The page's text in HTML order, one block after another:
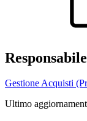
Gestione Acquisti
Ultimo